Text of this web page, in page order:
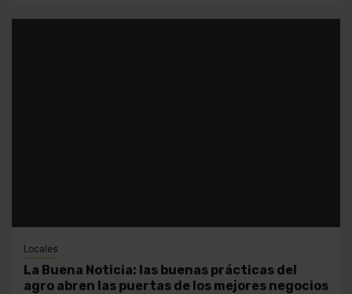
Locales
La Buena Noticia: las buenas prácticas del
agro abren las puertas de los mejores negocios